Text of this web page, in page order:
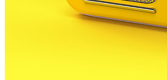
setmana que és 10è. El PLF
empatar per mantenir la 9a